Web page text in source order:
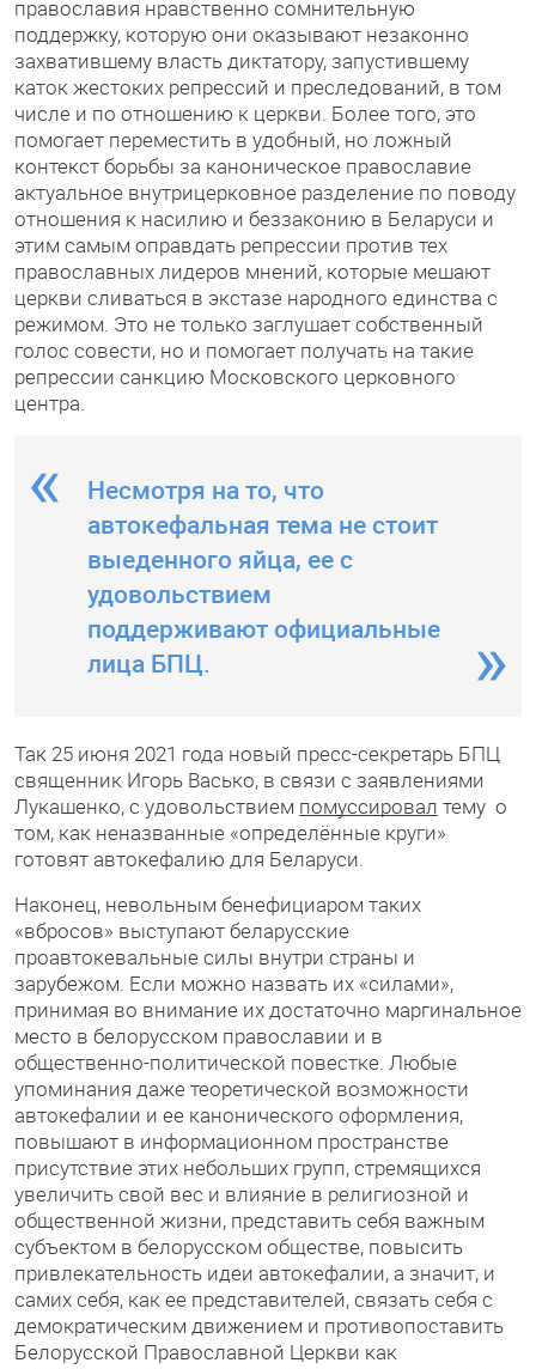
православия нравственно сомнительную
поддержку, которую они оказывают незаконно
захватившему власть диктатору, запустившему
каток жестоких репрессий и преследований, в том
числе и по отношению к церкви. Более того, это
помогает переместить в удобный, но ложный
контекст борьбы за каноническое православие
актуальное внутрицерковное разделение по поводу
отношения к насилию и беззаконию в Беларуси и
этим самым оправдать репрессии против тех
православных лидеров мнений, которые мешают
церкви сливаться в экстазе народного единства с
режимом. Это не только заглушает собственный
голос совести, но и помогает получать на такие
репрессии санкцию Московского церковного
центра.
Несмотря на то, что
автокефальная тема не стоит
выеденного яйца, ее с
удовольствием
поддерживают официальные
лица БПЦ.
Так 25 июня 2021 года новый пресс-секретарь БПЦ
священник Игорь Васько, в связи с заявлениями
Лукашенко, с удовольствием помуссировал тему о
том, как неназванные «определённые круги»
готовят автокефалию для Беларуси.
Наконец, невольным бенефициаром таких
«вбросов» выступают беларусские
проавтокевальные силы внутри страны и
зарубежом. Если можно назвать их «силами»,
принимая во внимание их достаточно маргинальное
место в белорусском православии и в
общественно-политической повестке. Любые
упоминания даже теоретической возможности
автокефалии и ее канонического оформления,
повышают в информационном пространстве
присутствие этих небольших групп, стремящихся
увеличить свой вес и влияние в религиозной и
общественной жизни, представить себя важным
субъектом в белорусском обществе, повысить
привлекательность идеи автокефалии, а значит, и
самих себя, как ее представителей, связать себя с
демократическим движением и противопоставить
Белорусской Православной Церкви как